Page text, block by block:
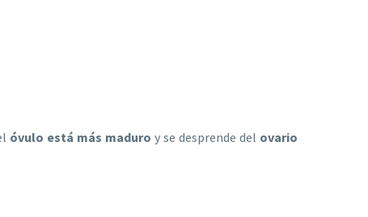
óvulo está más maduro y se desprende del ovario